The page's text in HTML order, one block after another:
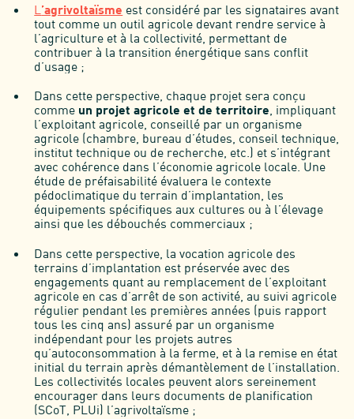
L ’agrivoltaïsme est considéré par les signataires avant
tout comme un outil agricole devant rendre service à
l’agriculture et à la collectivité, permettant de
contribuer à la transition énergétique sans conflit
d’usage ;
Dans cette perspective, chaque projet sera conçu
comme un projet agricole et de territoire, impliquant
l’exploitant agricole, conseillé par un organisme
agricole (chambre, bureau d’études, conseil technique,
institut technique ou de recherche, etc.) et s’intégrant
avec cohérence dans l’économie agricole locale. Une
étude de préfaisabilité évaluera le contexte
pédoclimatique du terrain d’implantation, les
équipements spécifiques aux cultures ou à l’élevage
ainsi que les débouchés commerciaux ;
Dans cette perspective, la vocation agricole des
terrains d’implantation est préservée avec des
engagements quant au remplacement de l’exploitant
agricole en cas d’arrêt de son activité, au suivi agricole
régulier pendant les premières années (puis rapport
tous les cinq ans) assuré par un organisme
indépendant pour les projets autres
qu’autoconsommation à la ferme, et à la remise en état
initial du terrain après démantèlement de l’installation.
Les collectivités locales peuvent alors sereinement
encourager dans leurs documents de planification
(SCoT, PLUi) l’agrivoltaïsme ;